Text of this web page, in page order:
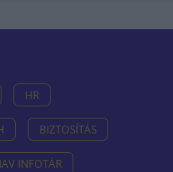
HR
BIZTOSÍTÁS
INFOTÁR